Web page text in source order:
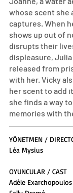
whose scent she
captures. When
shows up out of
disrupts their
displeasure,
released from
with her. Vicky
her scent to add
she finds a way
memories with
YÖNETMEN /
Léa Mysius
OYUNCULAR / CAST
Adèle Exarchopoulos